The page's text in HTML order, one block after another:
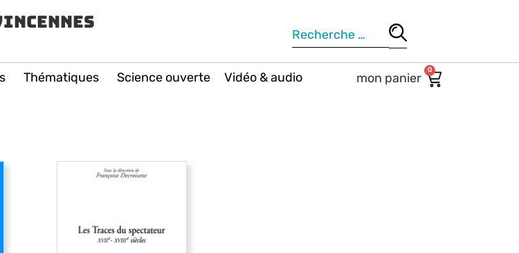
Thématiques Science ouverte Vidéo & audio 0